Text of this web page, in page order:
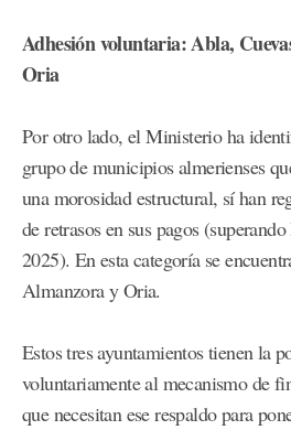
Adhesión voluntaria: Abla,
Oria
Por otro lado, el Ministerio ha
grupo de municipios almerienses
una morosidad estructural, sí han
de retrasos en sus pagos
2025). En esta categoría se
Almanzora y Oria.
Estos tres ayuntamientos tienen la
voluntariamente al mecanismo de
que necesitan ese respaldo para